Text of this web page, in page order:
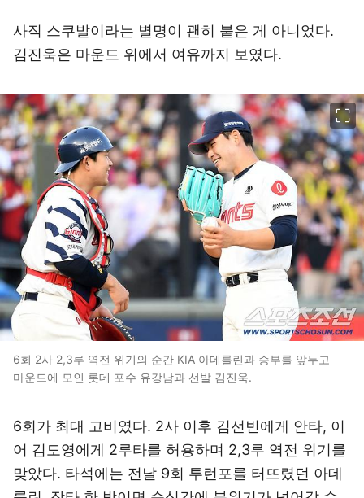
사직 스쿠발이라는 별명이 괜히 붙은 게 아니었다.
김진욱은 마운드 위에서 여유까지 보였다.
6회 2사 2,3루 역전 위기의 순간 KIA 아데를린과 승부를 앞두고
마운드에 모인 롯데 포수 유강남과 선발 김진욱.
6회가 최대 고비였다. 2사 이후 김선빈에게 안타, 이
어 김도영에게 2루타를 허용하며 2,3루 역전 위기를
맞았다. 타석에는 전날 9회 투런포를 터뜨렸던 아데